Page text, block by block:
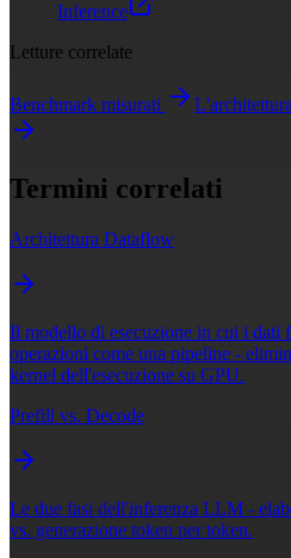
Inference
Letture correlate
Benchmark misurati
Termini correlati
Architettura Dataflow
Il modello di esecuzione in cui i dati
operazioni come una pipeline -
kernel dell'esecuzione su GPU.
Prefill vs. Decode
Le due fasi dell'inferenza LLM -
vs. generazione token per token.